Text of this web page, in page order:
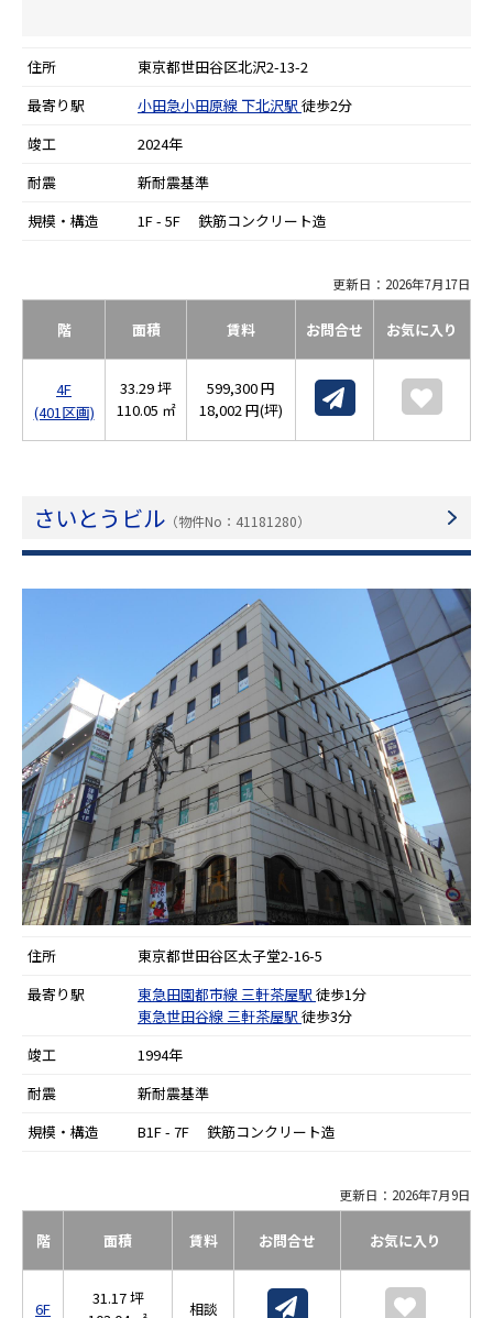
住所
東京都世田谷区北沢2-13-2
最寄り駅
小田急小田原線 下北沢駅 徒歩2分
竣工
2024年
耐震
新耐震基準
規模・構造
1F - 5F 鉄筋コンクリート造
更新日：2026年7月17日
階 面積 賃料 お問合せ お気に入り
4F
(401区画)
33.29 坪
110.05 ㎡
599,300 円
18,002 円(坪)
さいとうビル （物件No：41181280）
住所
東京都世田谷区太子堂2-16-5
最寄り駅
東急田園都市線三軒茶屋駅 徒歩1分
東急世田谷線三軒茶屋駅 徒歩3分
竣工
1994年
耐震
新耐震基準
規模・構造
B1F - 7F 鉄筋コンクリート造
更新日：2026年7月9日
階 面積 賃料 お問合せ お気に入り
6F
31.17 坪
相談